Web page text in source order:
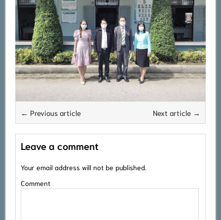
← Previous article Next article →
Leave a comment
Your email address will not be published.
Comment